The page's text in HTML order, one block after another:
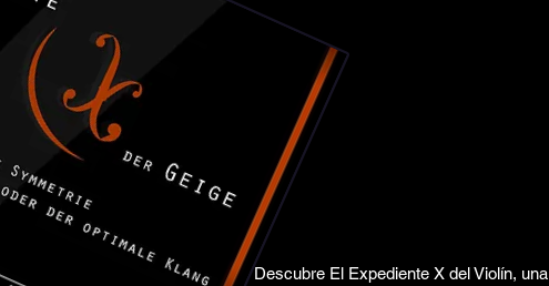
Descubre El Expediente X del Violín, una